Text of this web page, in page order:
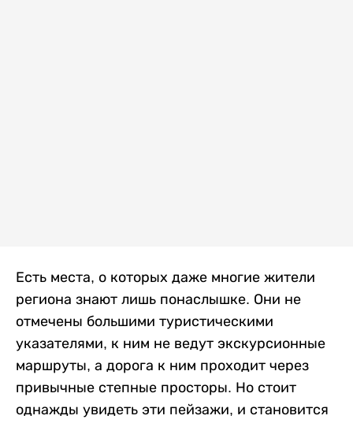
Есть места, о которых даже многие жители
региона знают лишь понаслышке. Они не
отмечены большими туристическими
указателями, к ним не ведут экскурсионные
маршруты, а дорога к ним проходит через
привычные степные просторы. Но стоит
однажды увидеть эти пейзажи, и становится